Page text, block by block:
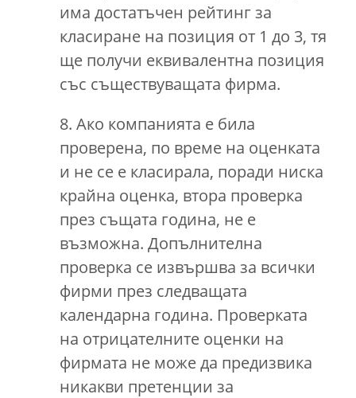
има достатъчен рейтинг за
класиране на позиция от 1 до 3, тя
ще получи еквивалентна позиция
със съществуващата фирма.
8. Ако компанията е била
проверена, по време на оценката
и не се е класирала, поради ниска
крайна оценка, втора проверка
през същата година, не е
възможна. Допълнителна
проверка се извършва за всички
фирми през следващата
календарна година. Проверката
на отрицателните оценки на
фирмата не може да предизвика
никакви претенции за